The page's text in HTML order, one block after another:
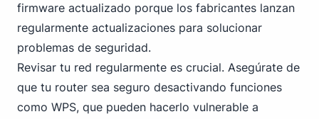
firmware actualizado porque los fabricantes lanzan
regularmente actualizaciones para solucionar
problemas de seguridad.
Revisar tu red regularmente es crucial. Asegúrate de
que tu router sea seguro desactivando funciones
como WPS, que pueden hacerlo vulnerable a